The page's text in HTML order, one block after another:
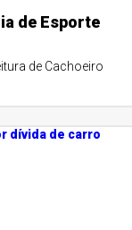
de Esporte
de Cachoeiro